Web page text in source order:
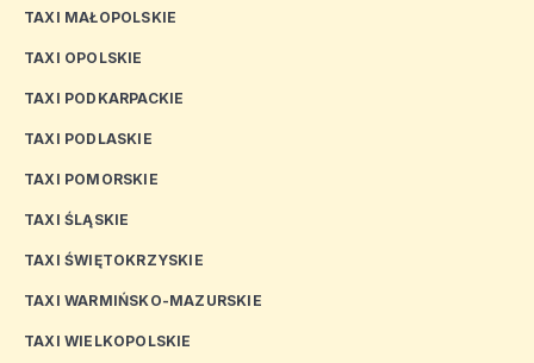
TAXI MAŁOPOLSKIE
TAXI OPOLSKIE
TAXI PODKARPACKIE
TAXI PODLASKIE
TAXI POMORSKIE
TAXI ŚLĄSKIE
TAXI ŚWIĘTOKRZYSKIE
TAXI WARMIŃSKO-MAZURSKIE
TAXI WIELKOPOLSKIE